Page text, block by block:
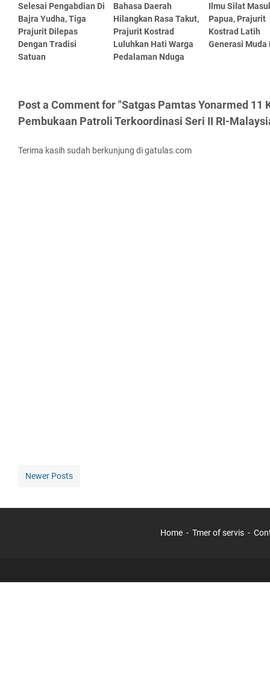
Selesai Pengabdian Di
Bajra Yudha, Tiga
Prajurit Dilepas
Dengan Tradisi
Satuan
Bahasa Daerah
Hilangkan Rasa Takut,
Prajurit Kostrad
Luluhkan Hati Warga
Pedalaman Nduga
Ilmu Silat
Papua, Prajurit
Kostrad Latih
Generasi Muda
Post a Comment for "Satgas Pamtas Yonarmed 11
Pembukaan Patroli Terkoordinasi Seri II RI-
Terima kasih sudah berkunjung di gatulas.com
Newer Posts
Home Tmer of servis